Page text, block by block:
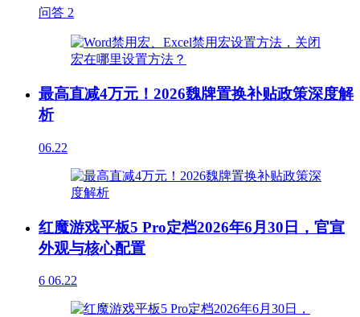
问答 2
最高直减4万元！2026魏牌置换补贴政策深度解
析
06.22
红魔游戏平板5 Pro定档2026年6月30日，官宣
外观与核心配置
6 06.22